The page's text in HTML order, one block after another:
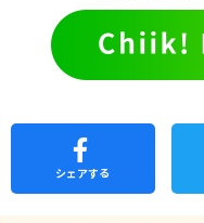
シェアする